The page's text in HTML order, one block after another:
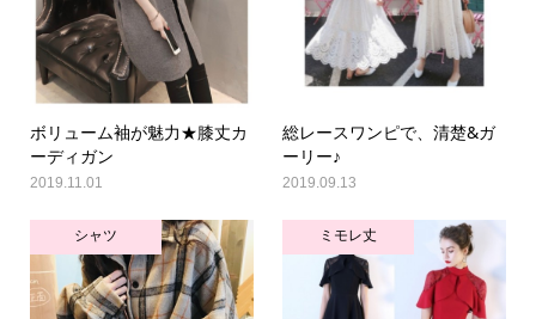
ボリューム袖が魅力★膝丈カ
ーディガン
2019.11.01
総レースワンピで、清楚&ガ
ーリー♪
2019.09.13
シャツ ミモレ丈